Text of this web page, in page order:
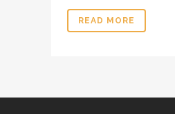
READ MORE